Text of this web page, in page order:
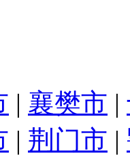
| 襄樊市 |
| 荆门市 |